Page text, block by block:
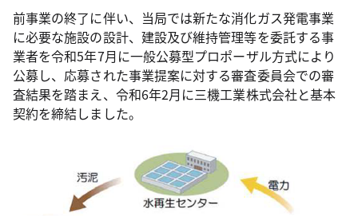
前事業の終了に伴い、当局では新たな消化ガス発電事業
に必要な施設の設計、建設及び維持管理等を委託する事
業者を令和5年7月に一般公募型プロポーザル方式により
公募し、応募された事業提案に対する審査委員会での審
査結果を踏まえ、令和6年2月に三機工業株式会社と基本
契約を締結しました。